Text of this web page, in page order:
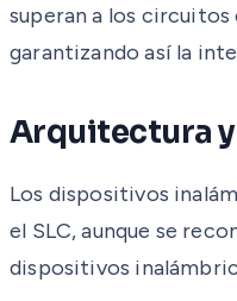
superan a los circuitos
garantizando así la
Arquitectura
Los dispositivos
el SLC, aunque se
dispositivos